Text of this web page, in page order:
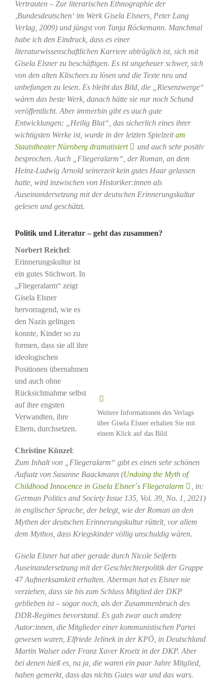
Vertrauten – Zur literarischen Ethnographie der
‚Bundesdeutschen‘ im Werk Gisela Elsners, Peter Lang
Verlag, 2009) und jüngst von Tanja Röckemann. Manchmal
habe ich den Eindruck, dass es einer
literaturwissenschaftlichen Karriere abträglich ist, sich mit
Gisela Elsner zu beschäftigen. Es ist ungeheuer schwer, sich
von den alten Klischees zu lösen und die Texte neu und
unbefangen zu lesen. Es bleibt das Bild, die „Riesenzwerge“
wären das beste Werk, danach hätte sie nur noch Schund
veröffentlicht. Aber immerhin gibt es auch gute
Entwicklungen: „Heilig Blut“, das sicherlich eines ihrer
wichtigsten Werke ist, wurde in der letzten Spielzeitam
Staatstheater Nürnberg dramatisiert
und auch sehr positiv
besprochen. Auch „Fliegeralarm“, der Roman, an dem
Heinz-Ludwig Arnold seinerzeit kein gutes Haar gelassen
hatte, wird inzwischen von Historiker:innen als
Auseinandersetzung mit der deutschen Erinnerungskultur
gelesen und geschätzt.
Politik und Literatur – geht das zusammen?
Weitere Informationen des Verlags
über Gisela Elsner erhalten Sie mit
einem Klick auf das Bild.
Norbert Reichel:
Erinnerungskultur ist
ein gutes Stichwort. In
„Fliegeralarm“ zeigt
Gisela Elsner
hervorragend, wie es
den Nazis gelingen
konnte, Kinder so zu
formen, dass sie all ihre
ideologischen
Positionen übernahmen
und auch ohne
Rücksichtnahme selbst
auf ihre engsten
Verwandten, ihre
Eltern, durchsetzen.
Christine Künzel:
Zum Inhalt von „Fliegeralarm“ gibt es einen sehr schönen
Aufsatz von Susanne Baackmann (Undoing the Myth of
Childhood Innocence in Gisela Elsner´s Fliegeralarm
, in:
German Politics and Society Issue 135, Vol. 39, No. 1, 2021)
in englischer Sprache, der belegt, wie der Roman an den
Mythen der deutschen Erinnerungskultur rüttelt, vor allem
dem Mythos, dass Kriegskinder völlig unschuldig wären.
Gisela Elsner hat aber gerade durch Nicole Seiferts
Auseinandersetzung mit der Geschlechterpolitik der Gruppe
47 Aufmerksamkeit erhalten. Aberman hat es Elsner nie
verziehen, dass sie bis zum Schluss Mitglied der DKP
geblieben ist – sogar noch, als der Zusammenbruch des
DDR-Regimes bevorstand. Es gab zwar auch andere
Autor:innen, die Mitglieder einer kommunistischen Partei
gewesen waren, Elfriede Jelinek in der KPÖ, in Deutschland
Martin Walser oder Franz Xaver Kroetz in der DKP. Aber
bei denen hieß es, na ja, die waren ein paar Jahre Mitglied,
haben gemerkt, dass das nichts Gutes war und das wars.